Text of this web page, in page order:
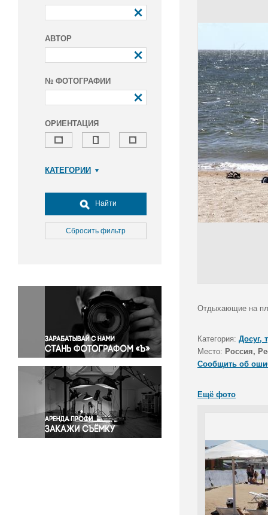
АВТОР
№ ФОТОГРАФИИ
ОРИЕНТАЦИЯ
КАТЕГОРИИ
Досуг, туризм и отдых
Культура
Медицина
Окружающая среда
Политика
Правосудие
Происшествия и конфликты
Религия
Светская жизнь
Спорт
Экология
Экономика и бизнес
Найти
Сбросить фильтр
Отдыхающие на
Категория: Досуг,
Место: Россия,
Сообщить об
Ещё фото